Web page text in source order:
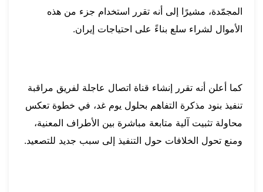
المجمّدة، مشيرًا إلى أنه تقرر استخدام جزء من هذه
الأموال لشراء سلع بناءً على احتياجات إيران.
كما أعلن أنه تقرر إنشاء قناة اتصال عاجلة لفريق مراقبة
تنفيذ بنود مذكرة التفاهم بحلول يوم غد، في خطوة تعكس
محاولة تثبيت آلية متابعة مباشرة بين الأطراف المعنية،
ومنع تحول الخلافات حول التنفيذ إلى سبب جديد للتصعيد.